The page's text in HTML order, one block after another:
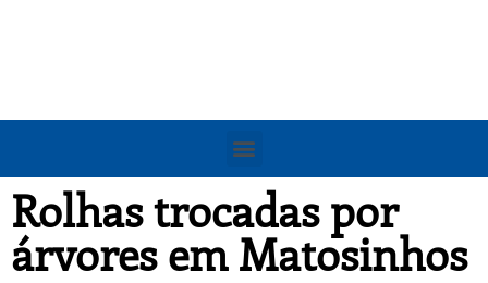
Rolhas trocadas por
árvores em Matosinhos